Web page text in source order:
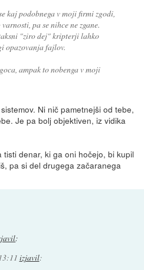
kaj podobnega v moji firmi zgodi,
pa se nihce ne zgane.
"ziro dej" kripterji lahko
opazovanja fajlov.
ampak to nobenga v moji
Ni nič pametnejši od tebe,
Je pa bolj objektiven, iz vidika
denar, ki ga oni hočejo, bi kupil
pa si del drugega začaranega
:
izjavil: